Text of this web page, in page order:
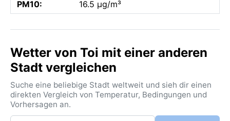
PM10:
16.5 µg/m³
Wetter von Toi mit einer anderen
Stadt vergleichen
Suche eine beliebige Stadt weltweit und sieh dir einen
direkten Vergleich von Temperatur, Bedingungen und
Vorhersagen an.